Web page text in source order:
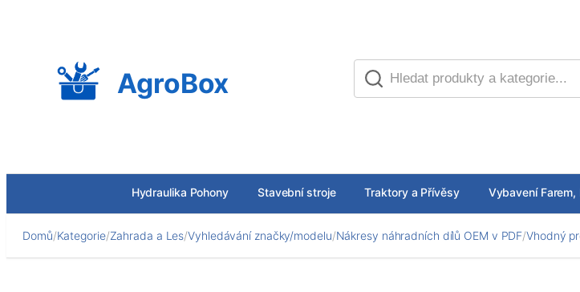
AgroBox
Hydraulika Pohony Stavební stroje Traktory a Přívěsy Vybavení Farem,
Domů/Kategorie/Zahrada a Les/Vyhledávání značky/modelu/Nákresy náhradních dílů OEM v PDF/Vhodný